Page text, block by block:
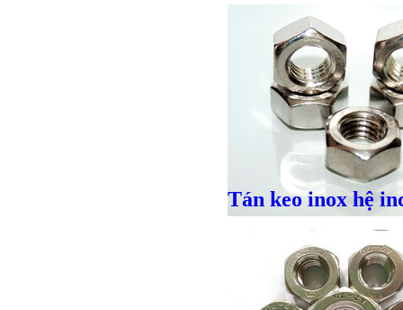
VND
Tán keo inox hệ